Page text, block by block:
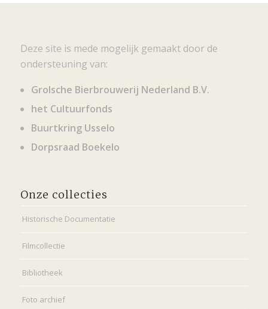
Deze site is mede mogelijk gemaakt door de
ondersteuning van:
Grolsche Bierbrouwerij Nederland B.V.
het Cultuurfonds
Buurtkring Usselo
Dorpsraad Boekelo
Onze collecties
Historische Documentatie
Filmcollectie
Bibliotheek
Foto archief